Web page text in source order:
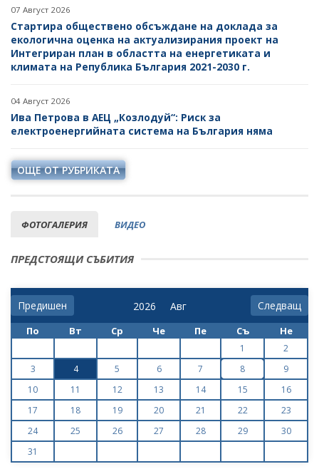
07 Август 2026
Стартира обществено обсъждане на доклада за
екологична оценка на актуализирания проект на
Интегриран план в областта на енергетиката и
климата на Република България 2021-2030 г.
04 Август 2026
Ива Петрова в АЕЦ „Козлодуй“: Риск за
електроенергийната система на България няма
ОЩЕ ОТ РУБРИКАТА
ФОТОГАЛЕРИЯ ВИДЕО
ПРЕДСТОЯЩИ СЪБИТИЯ
Предишен Следващ
По Вт Ср Че Пе Съ Не
1
2
3
4 5 6 7 8
9
10
11 12 13 14 15
16
17
18 19 20 21 22
23
24
25 26 27 28 29
30
31